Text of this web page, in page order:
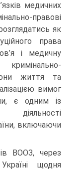
медичних
правові
як
права
і медичну
життя та
вимог
є одним із
діяльності
включаючи
ВООЗ, через
щодня